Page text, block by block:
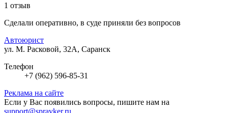
1 отзыв
Сделали оперативно, в суде приняли без вопросов
Автоюрист
ул. М. Расковой, 32А, Саранск
Телефон
+7 (962) 596-85-31
Реклама на сайте
Если у Вас появились вопросы, пишите нам на
support@spravker.ru